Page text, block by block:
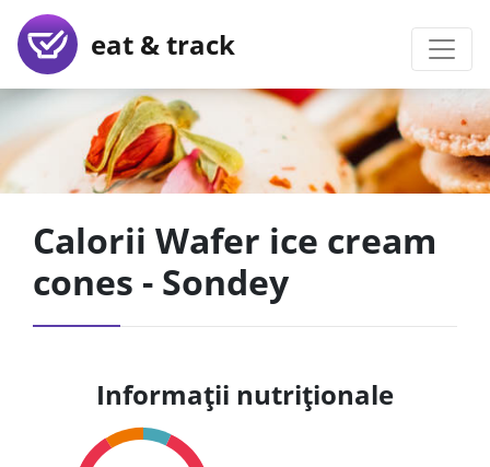
eat & track
Calorii Wafer ice cream
cones - Sondey
Informații nutriționale